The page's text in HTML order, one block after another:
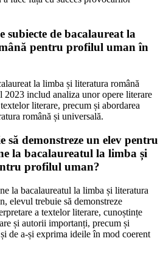
subiecte de bacalaureat la
pentru profilul uman în
la limba și literatura română
includ analiza unor opere literare
literare, precum și abordarea
română și universală.
să demonstreze un elev pentru
la bacalaureatul la limba și
profilul uman?
la bacalaureatul la limba și literatura
elevul trebuie să demonstreze
a textelor literare, cunoștințe
și autorii importanți, precum și
de a-și exprima ideile în mod coerent